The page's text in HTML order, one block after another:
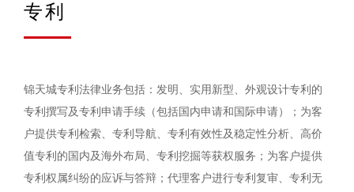
专利
锦天城专利法律业务包括：发明、实用新型、外观设计专利的
专利撰写及专利申请手续（包括国内申请和国际申请）；为客
户提供专利检索、专利导航、专利有效性及稳定性分析、高价
值专利的国内及海外布局、专利挖掘等获权服务；为客户提供
专利权属纠纷的应诉与答辩；代理客户进行专利复审、专利无